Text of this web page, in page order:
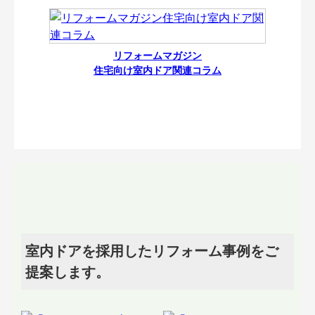
リフォームマガジン
住宅向け室内ドア関連コラム
室内ドアを採用したリフォーム事例をご
提案します。